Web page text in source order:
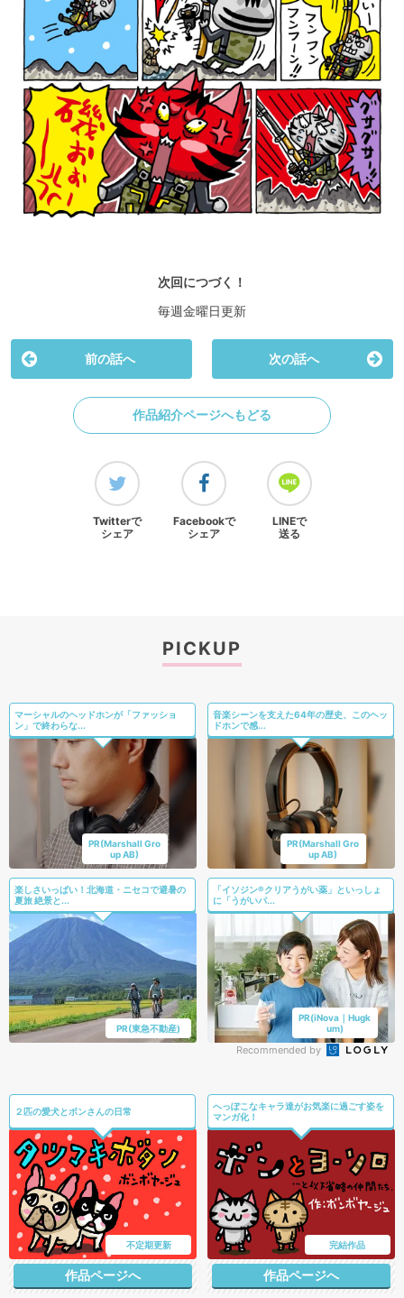
次回につづく！
毎週金曜日更新
前の話へ 次の話へ
作品紹介ページへもどる
Twitterで
シェア
Facebookで
シェア
LINEで
送る
PICKUP
マーシャルのヘッドホンが「ファッショ
ン」で終わらな...
PR(Marshall Gro
up AB)
音楽シーンを支えた64年の歴史、このヘッ
ドホンで感...
PR(Marshall Gro
up AB)
楽しさいっぱい！北海道・ニセコで避暑の
夏旅 絶景と...
PR(東急不動産)
「イソジン®クリアうがい薬」といっしょ
に「うがいパ...
PR(iNova｜Hugk
um)
Recommended by
２匹の愛犬とボンさんの日常
不定期更新
作品ページへ
へっぽこなキャラ達がお気楽に過ごす姿を
マンガ化！
完結作品
作品ページへ